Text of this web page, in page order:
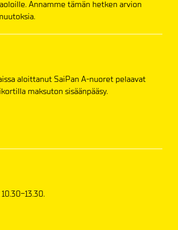
Annamme tämän hetken arvion
aloittanut SaiPan A-nuoret pelaavat
maksuton sisäänpääsy.
13.30.